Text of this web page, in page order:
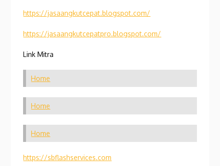
https://jasaangkutcepat.blogspot.com/
https://jasaangkutcepatpro.blogspot.com/
Link Mitra
Home
Home
Home
https://sbflashservices.com